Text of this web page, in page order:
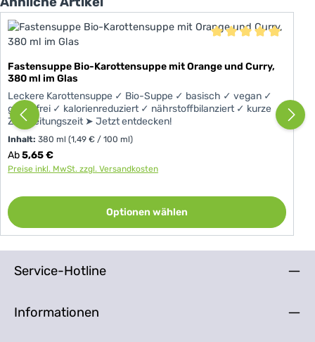
Fastensuppe Bio-Karottensuppe mit Orange und Curry,
380 ml im Glas
Leckere Karottensuppe ✓ Bio-Suppe ✓ basisch ✓ vegan ✓
glutenfrei ✓ kalorienreduziert ✓ nährstoffbilanziert ✓ kurze
Zubereitungszeit ➤ Jetzt entdecken!
Inhalt:380 ml(1,49 € / 100 ml)
Regulärer Preis:
Ab5,65 €
Preise inkl. MwSt. zzgl. Versandkosten
Optionen wählen
Service-Hotline
Informationen